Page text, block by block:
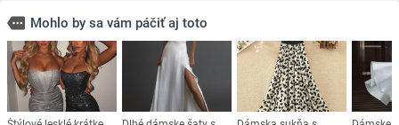
more Mohlo by sa vám páčiť aj toto